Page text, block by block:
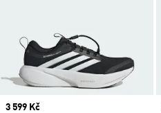
Price
3 599 Kč